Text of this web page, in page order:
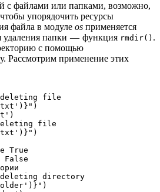
с файлами или папками, возможно,
упорядочить ресурсы
файла в модуле os применяется
удаления папки — функция rmdir() .
с помощью
Рассмотрим применение этих
file
file
True
directory